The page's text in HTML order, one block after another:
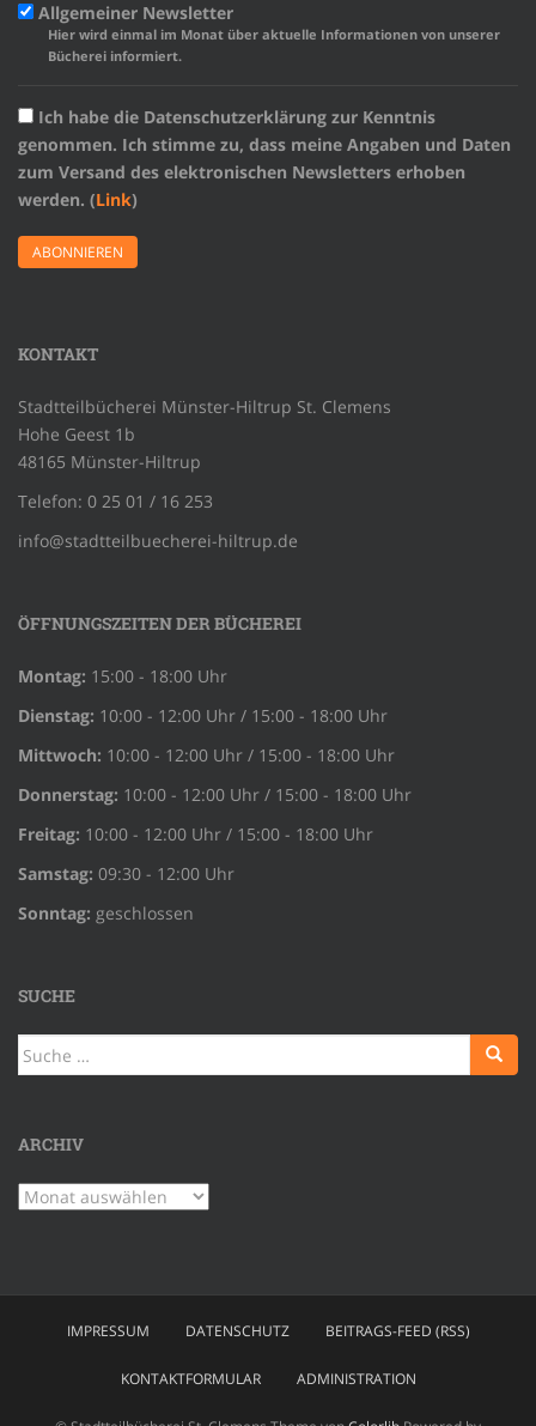
Allgemeiner Newsletter
Hier wird einmal im Monat über aktuelle Informationen von unserer
Bücherei informiert.
Ich habe die Datenschutzerklärung zur Kenntnis
genommen. Ich stimme zu, dass meine Angaben und Daten
zum Versand des elektronischen Newsletters erhoben
werden. (Link)
KONTAKT
Stadtteilbücherei Münster-Hiltrup St. Clemens
Hohe Geest 1b
48165 Münster-Hiltrup
Telefon: 0 25 01 / 16 253
info@stadtteilbuecherei-hiltrup.de
ÖFFNUNGSZEITEN DER BÜCHEREI
Montag: 15:00 - 18:00 Uhr
Dienstag: 10:00 - 12:00 Uhr / 15:00 - 18:00 Uhr
Mittwoch: 10:00 - 12:00 Uhr / 15:00 - 18:00 Uhr
Donnerstag: 10:00 - 12:00 Uhr / 15:00 - 18:00 Uhr
Freitag: 10:00 - 12:00 Uhr / 15:00 - 18:00 Uhr
Samstag: 09:30 - 12:00 Uhr
Sonntag: geschlossen
SUCHE
Suche
nach:
ARCHIV
Archiv
IMPRESSUM DATENSCHUTZ BEITRAGS-FEED (RSS)
KONTAKTFORMULAR ADMINISTRATION